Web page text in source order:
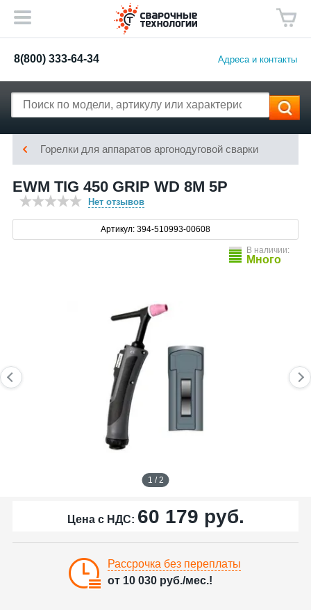
8(800) 333-64-34 Адреса и контакты
Горелки для аппаратов аргонодуговой сварки
EWM TIG 450 GRIP WD 8M 5P
Нет отзывов
Артикул: 394-510993-00608
В наличии:
Много
1 / 2
Цена с НДС: 60 179 руб.
Рассрочка без переплаты
от 10 030 руб./мес.!